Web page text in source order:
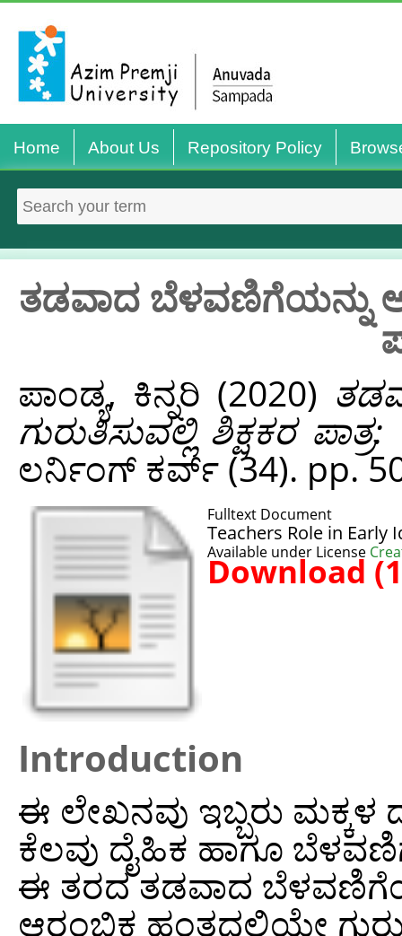
Home About Us Repository Policy
ತಡವಾದ ಬೆಳವಣಿಗೆಯನ್ನು
ಪಾಂಡ್ಯ, ಕಿನ್ನರಿ (2020)
ಗುರುತಿಸುವಲ್ಲಿ ಶಿಕ್ಷಕರ
ಲರ್ನಿಂಗ್ ಕರ್ವ್ (34). pp.
Fulltext Document
Teachers Role in
Available under License
Download
Introduction
ಈ ಲೇಖನವು ಇಬ್ಬರು ಮಕ್ಕಳ
ಕೆಲವು ದೈಹಿಕ ಹಾಗೂ
ಈ ತರದ ತಡವಾದ
ಆರಂಭಿಕ ಹಂತದಲ್ಲಿಯೇ